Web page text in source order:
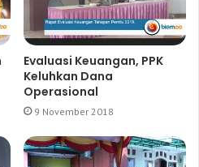
Evaluasi Keuangan, PPK
Keluhkan Dana
Operasional
9 November 2018